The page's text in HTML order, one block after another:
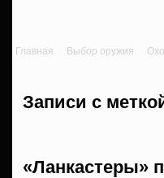
Главная Выбор оружия
Записи с
«Ланкастеры»